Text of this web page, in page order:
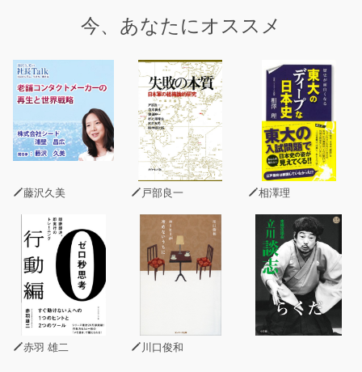
綺堂院カヲル（Kidoin Kaoru）
コナン・ドイルの『シャーロック・ホームズ』を読んでか
ら探偵モノが好きになり、探偵話を好む人たちのサロンに
出るようになった。
探偵小説や、摩訶不思議な話、怪談なども大好き。日本の
探偵小説の魅力にもはまっている。
両親は海外在住。本人も幼少期に海外にいたので、日本に
戻ってきて女性の不自由さを痛感。
め、男装して自由な生活を満喫する日々を送っている。
今、あなたにオススメ
藤沢久美 戸部良一 相澤理
赤羽 雄二 川口俊和